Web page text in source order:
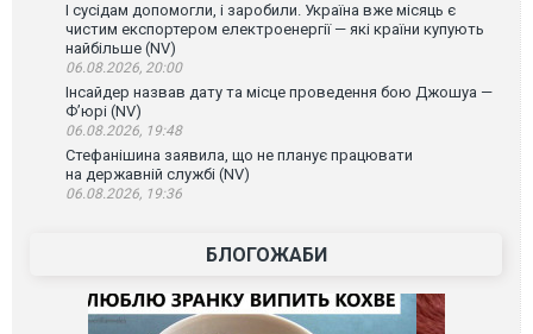
І сусідам допомогли, і заробили. Україна вже місяць є
чистим експортером електроенергії — які країни купують
найбільше (NV)
06.08.2026, 20:00
Інсайдер назвав дату та місце проведення бою Джошуа —
Ф’юрі (NV)
06.08.2026, 19:48
Стефанішина заявила, що не планує працювати
на державній службі (NV)
06.08.2026, 19:36
БЛОГОЖАБИ